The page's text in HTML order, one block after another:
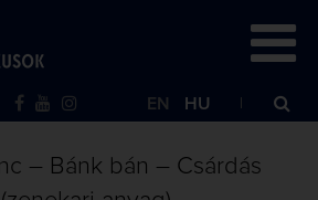
EN HU
– Bánk bán – Csárdás